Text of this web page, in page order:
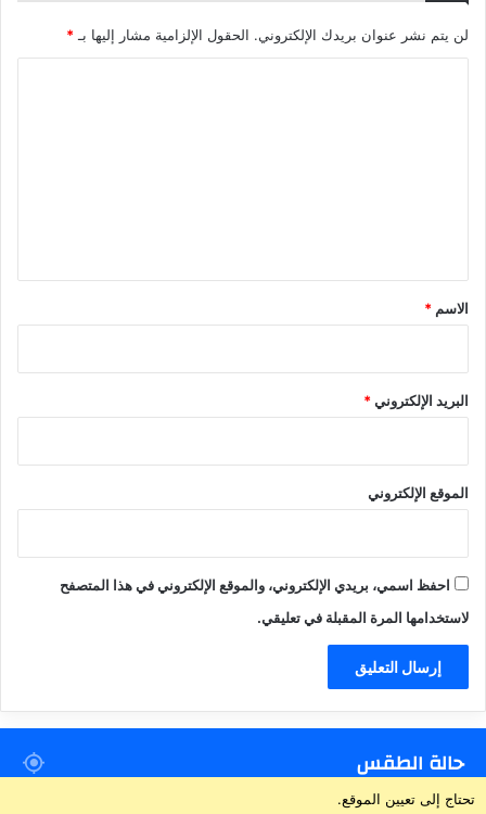
لن يتم نشر عنوان بريدك الإلكتروني. الحقول الإلزامية مشار إليها بـ *
*
الاسم *
البريد الإلكتروني*
الموقع الإلكتروني
احفظ اسمي، بريدي الإلكتروني، والموقع الإلكتروني في هذا المتصفح
لاستخدامها المرة المقبلة في تعليقي.
حالة الطقس
تحتاج إلى تعيين الموقع.